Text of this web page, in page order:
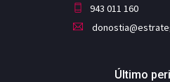
943 011 160
Último